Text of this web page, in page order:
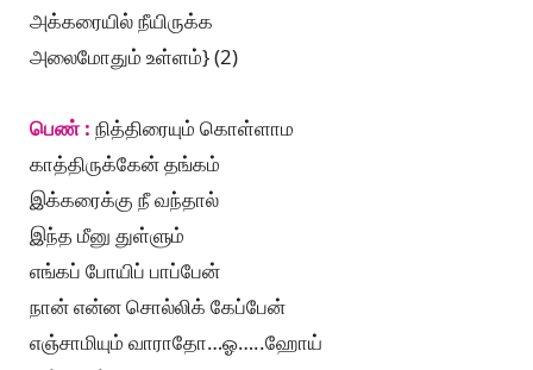
அக்கரையில் நீயிருக்க
அலைமோதும் உள்ளம்} (2)
பெண் : நித்திரையும் கொள்ளாம
காத்திருக்கேன் தங்கம்
இக்கரைக்கு நீ வந்தால்
இந்த மீனு துள்ளும்
எங்கப் போயிப் பாப்பேன்
நான் என்ன சொல்லிக் கேப்பேன்
எஞ்சாமியும் வாராதோ…ஓ…..ஹோய்